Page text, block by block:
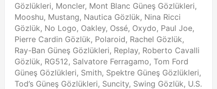
Gözlükleri, Moncler, Mont Blanc Güneş Gözlükleri,
Mooshu, Mustang, Nautica Gözlük, Nina Ricci
Gözlük, No Logo, Oakley, Ossé, Oxydo, Paul Joe,
Pierre Cardin Gözlük, Polaroid, Rachel Gözlük,
Ray-Ban Güneş Gözlükleri, Replay, Roberto Cavalli
Gözlük, RG512, Salvatore Ferragamo, Tom Ford
Güneş Gözlükleri, Smith, Spektre Güneş Gözlükleri,
Tod’s Güneş Gözlükleri, Suncity, Swing Gözlük, U.S.